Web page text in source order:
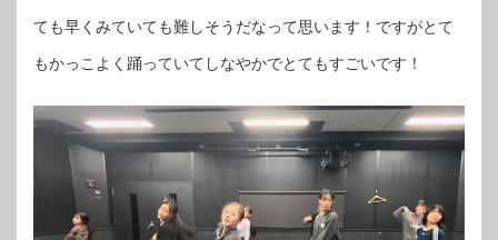
ても早くみていても難しそうだなって思います！ですがとて
もかっこよく踊っていてしなやかでとてもすごいです！